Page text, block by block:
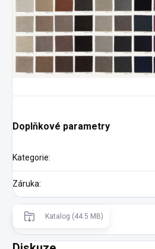
Doplňkové parametry
Kategorie:
Záruka:
Katalog (44.5 MB)